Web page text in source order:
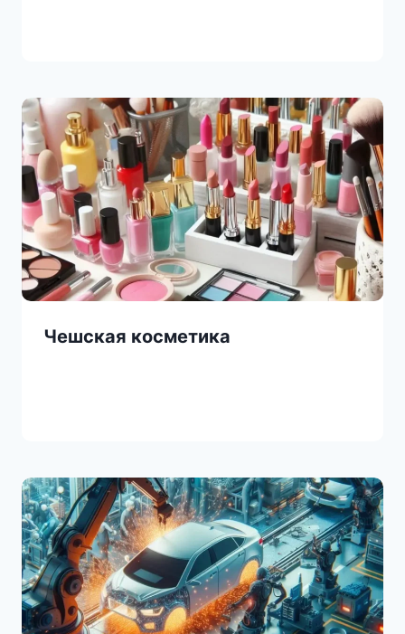
Чешская косметика